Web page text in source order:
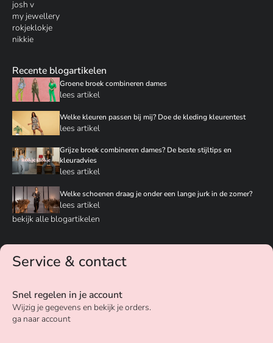
josh v
my jewellery
rokjeklokje
nikkie
Recente blogartikelen
Groene broek combineren dames
lees artikel
Welke kleuren passen bij mij? Doe de kleding kleurentest
lees artikel
Grijze broek combineren dames? De beste stijltips en
kleuradvies
lees artikel
Welke schoenen draag je onder een lange jurk in de zomer?
lees artikel
bekijk alle blogartikelen
Service & contact
Snel regelen in je account
Wijzig je gegevens en bekijk je orders.
ga naar account